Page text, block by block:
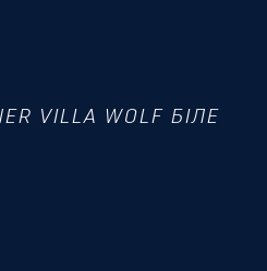
VILLA WOLF БІЛЕ